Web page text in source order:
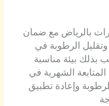
بالرياض مع ضمان
الرطوبة في
بذلك بيئة مناسبة
الشهرية في
وإعادة تطبيق